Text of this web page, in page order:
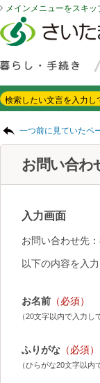
メインメニューをスキ
一つ前に見ていたペ
お問い合わ
入力画面
お問い合わせ先
以下の内容を入
お名前 （必須）
（20文字以内で入力し
ふりがな （必須）
（ひらがな20文字以内